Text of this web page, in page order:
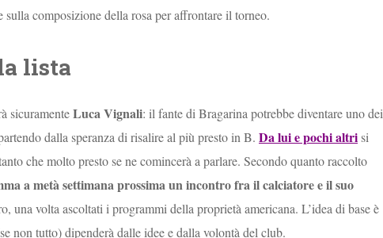
sulla composizione della rosa per affrontare il torneo.
lista
sicuramenteLuca Vignali: il fante di Bragarina potrebbe diventare uno dei
dalla speranza di risalire al più presto in B. Da lui e pochi altrisi
che molto presto se ne comincerà a parlare. Secondo quanto raccolto
a metà settimana prossima un incontro fra il calciatore e il suo
una volta ascoltati i programmi della proprietà americana. L’idea di base è
non tutto) dipenderà dalle idee e dalla volontà del club.